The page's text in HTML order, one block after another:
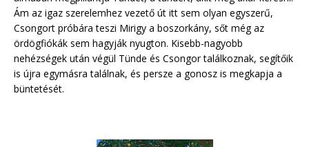
Ám az igaz szerelemhez vezető út itt sem olyan egyszerű,
Csongort próbára teszi Mirigy a boszorkány, sőt még az
ördögfiókák sem hagyják nyugton. Kisebb-nagyobb
nehézségek után végül Tünde és Csongor találkoznak, segítőik
is újra egymásra találnak, és persze a gonosz is megkapja a
büntetését.